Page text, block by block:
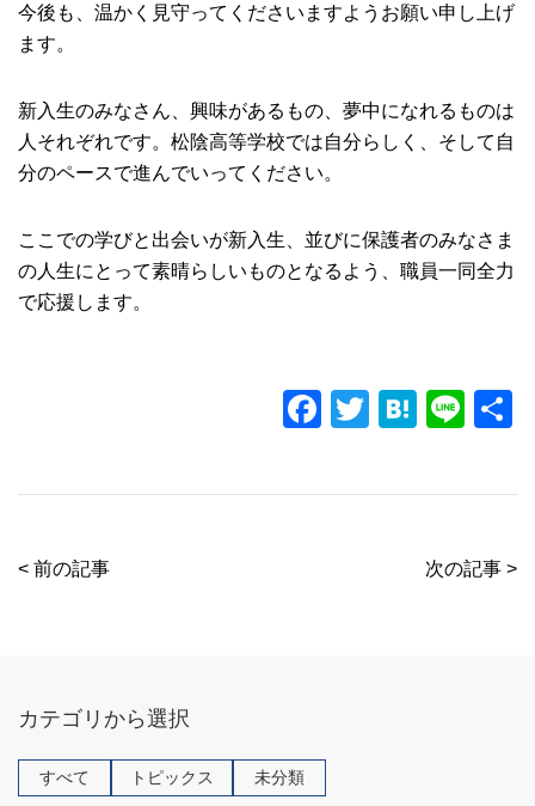
今後も、温かく見守ってくださいますようお願い申し上げ
ます。
新入生のみなさん、興味があるもの、夢中になれるものは
人それぞれです。松陰高等学校では自分らしく、そして自
分のペースで進んでいってください。
ここでの学びと出会いが新入生、並びに保護者のみなさま
の人生にとって素晴らしいものとなるよう、職員一同全力
で応援します。
F
c
T
tt
H
e
a
Li
e
< 前の記事 次の記事 >
カテゴリから選択
すべて トピックス 未分類